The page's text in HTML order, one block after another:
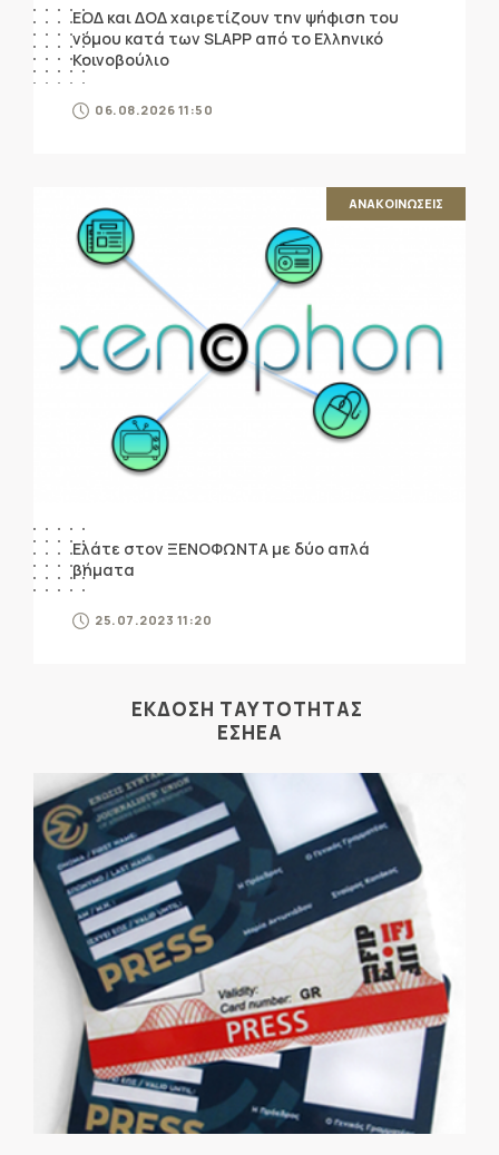
ΕΟΔ και ΔΟΔ χαιρετίζουν την ψήφιση του
νόμου κατά των SLAPP από το Ελληνικό
Κοινοβούλιο
06.08.2026 11:50
ΑΝΑΚΟΙΝΩΣΕΙΣ
Ελάτε στον ΞΕΝΟΦΩΝΤΑ με δύο απλά
βήματα
25.07.2023 11:20
ΕΚΔΟΣΗ ΤΑΥΤΟΤΗΤΑΣ
ΕΣΗΕΑ